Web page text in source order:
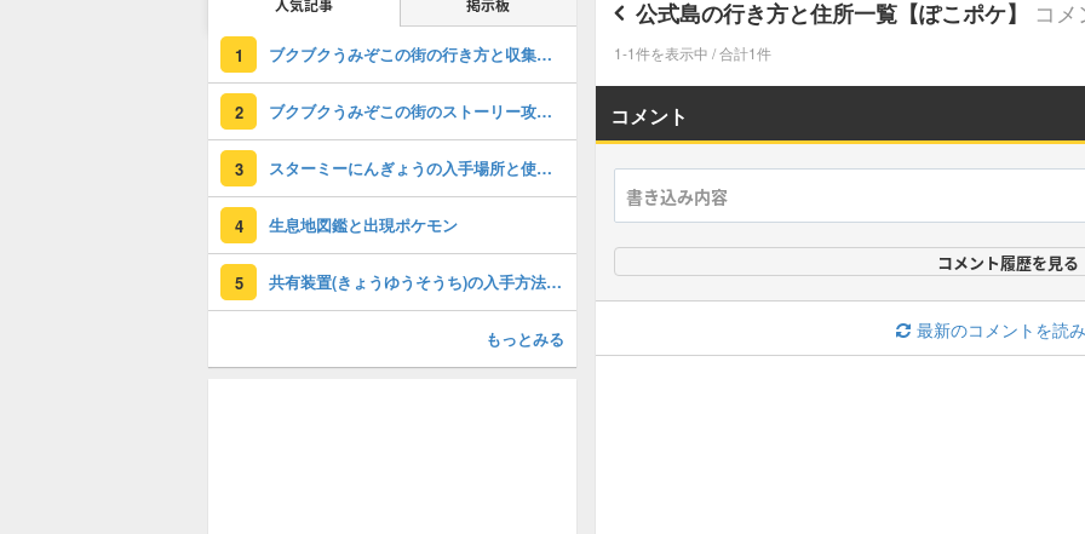
公式島の行き方と住所一覧【ぽこポケ】 コメ
1-1件を表示中 / 合計1件
コメント
コメント履歴を見る
最新のコメントを読
人気記事 掲示板
1 ブクブクうみぞこの街の行き方と収集要素
2 ブクブクうみぞこの街のストーリー攻略・DLC第1弾
3 スターミーにんぎょうの入手場所と使い道
4 生息地図鑑と出現ポケモン
5 共有装置(きょうゆうそうち)の入手方法と使い道
もっとみる